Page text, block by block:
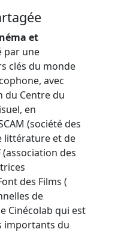
et
par une
clés du monde
avec
du Centre du
en
(société des
littérature et de
(association des
des Films (
de
Cinécolab qui est
importants du